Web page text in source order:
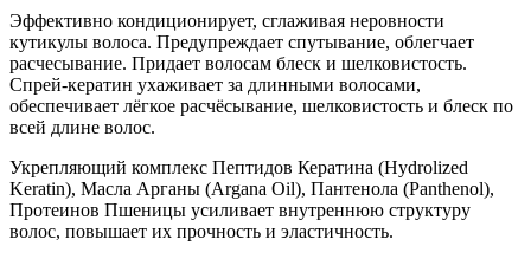
Эффективно кондиционирует, сглаживая неровности
кутикулы волоса. Предупреждает спутывание, облегчает
расчесывание. Придает волосам блеск и шелковистость.
Спрей-кератин ухаживает за длинными волосами,
обеспечивает лёгкое расчёсывание, шелковистость и блеск по
всей длине волос.
Укрепляющий комплекс Пептидов Кератина (Hydrolized
Keratin), Масла Арганы (Argana Oil), Пантенола (Panthenol),
Протеинов Пшеницы усиливает внутреннюю структуру
волос, повышает их прочность и эластичность.